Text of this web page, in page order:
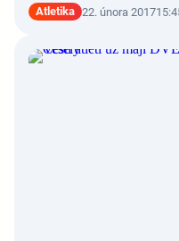
Atletika 22. února 2017